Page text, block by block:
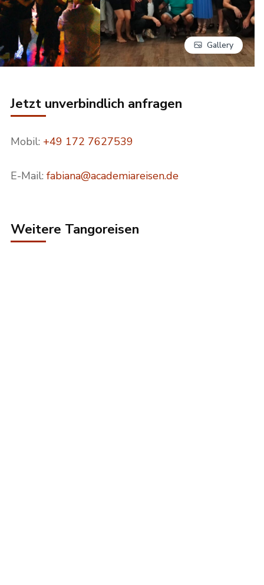
Gallery
Jetzt unverbindlich anfragen
Mobil: +49 172 7627539
E-Mail:fabiana@academiareisen.de
Weitere Tangoreisen